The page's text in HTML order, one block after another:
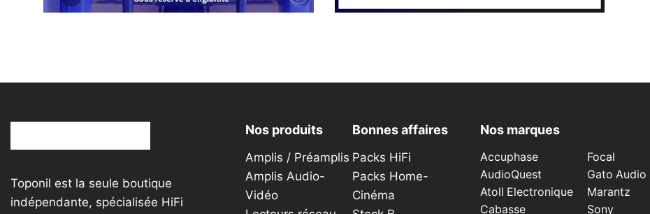
sur
Toponil est la seule boutique
indépendante, spécialisée HiFi
Nos produits
Amplis / Préamplis
Amplis Audio-
Vidéo
Bonnes affaires
Packs HiFi
Packs Home-
Cinéma
Nos marques
Accuphase
AudioQuest
Atoll Electronique
Cabasse
Focal
Gato Audio
Marantz
Sony